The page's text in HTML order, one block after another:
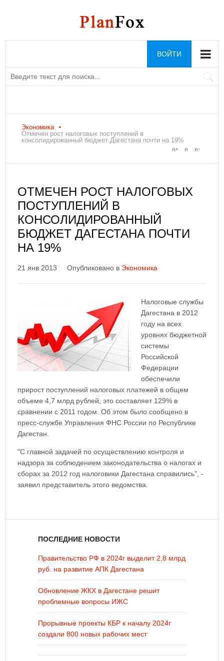
ВОЙТИ
Экономика
Отмечен рост налоговых поступлений в
консолидированный бюджет Дагестана почти на 19%
ОТМЕЧЕН РОСТ НАЛОГОВЫХ
ПОСТУПЛЕНИЙ В
КОНСОЛИДИРОВАННЫЙ
БЮДЖЕТ ДАГЕСТАНА ПОЧТИ
НА 19%
21 янв 2013 Опубликовано в Экономика
Налоговые службы
Дагестана в 2012
году на всех
уровнях бюджетной
системы
Российской
Федерации
обеспечили
прирост поступлений налоговых платежей в общем
объеме 4,7 млрд рублей, это составляет 129% в
сравнении с 2011 годом. Об этом было сообщено в
пресс-службе Управления ФНС России по Республике
Дагестан.
"С главной задачей по осуществлению контроля и
надзора за соблюдением законодательства о налогах и
сборах за 2012 год налоговики Дагестана справились", -
заявил представитель этого ведомства.
ПОСЛЕДНИЕ НОВОСТИ
Правительство РФ в 2024г выделит 2,8 млрд
руб. на развитие АПК Дагестана
Обновление ЖКХ в Дагестане решит
проблемные вопросы ИЖС
Прорывные проекты КБР к началу 2024г
создали 800 новых рабочих мест